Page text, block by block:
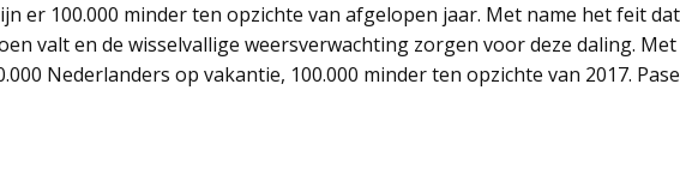
er 100.000 minder ten opzichte van afgelopen jaar. Met name het feit dat
valt en de wisselvallige weersverwachting zorgen voor deze daling. Met
Nederlanders op vakantie, 100.000 minder ten opzichte van 2017.